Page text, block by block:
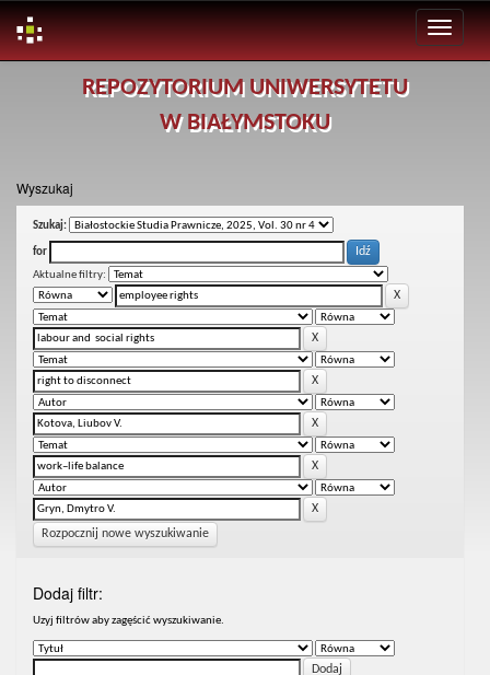
REPOZYTORIUM UNIWERSYTETU
W BIAŁYMSTOKU
Wyszukaj
Szukaj:
for
Aktualne filtry:
Rozpocznij nowe wyszukiwanie
Dodaj filtr:
Uzyj filtrów aby zagęścić wyszukiwanie.